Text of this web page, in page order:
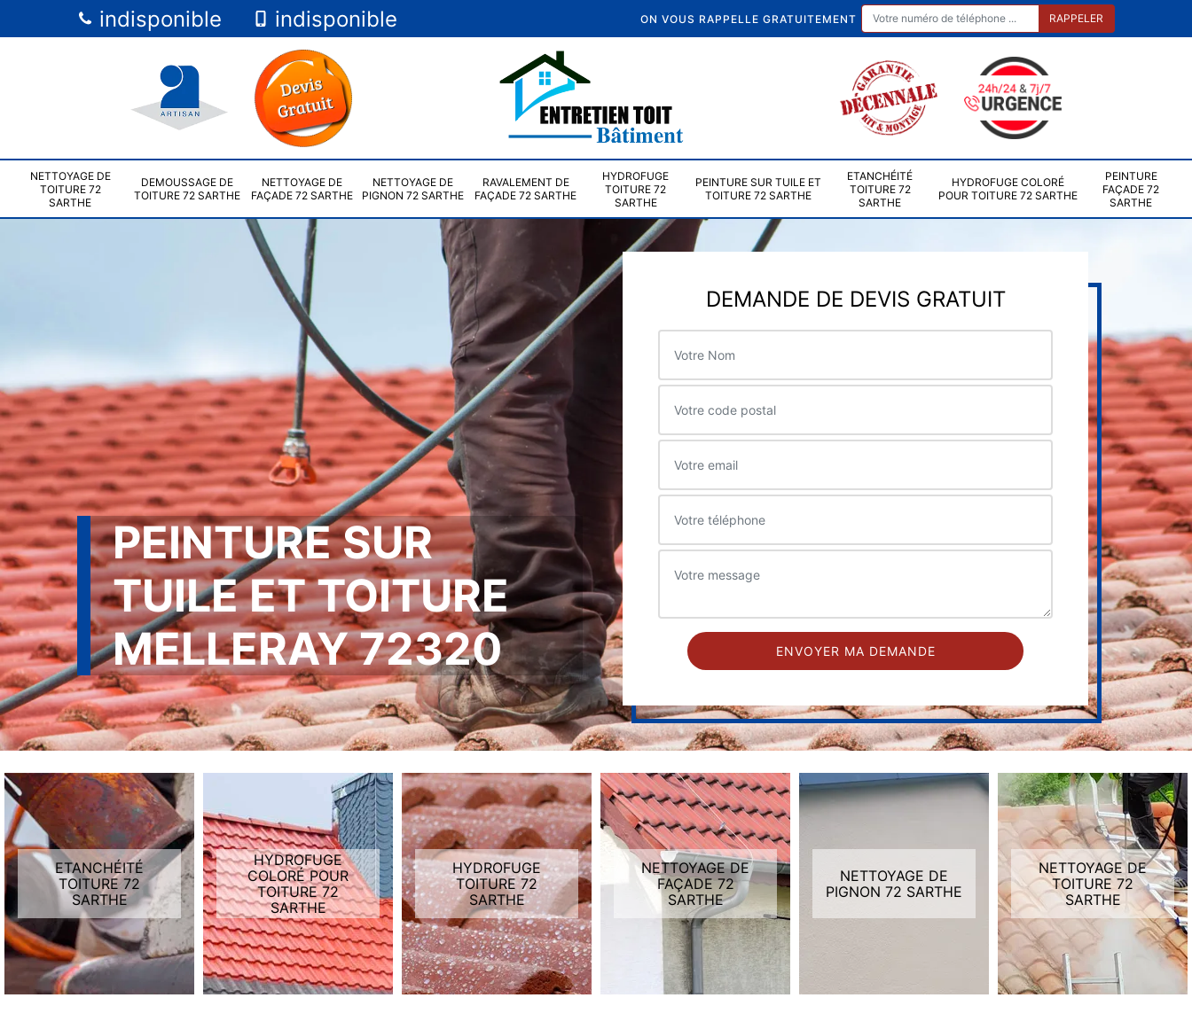
indisponible indisponible ON VOUS RAPPELLE GRATUITEMENT
NETTOYAGE DE
TOITURE 72
SARTHE
DEMOUSSAGE DE
TOITURE 72 SARTHE
NETTOYAGE DE
FAÇADE 72 SARTHE
NETTOYAGE DE
PIGNON 72 SARTHE
RAVALEMENT DE
FAÇADE 72 SARTHE
HYDROFUGE
TOITURE 72
SARTHE
PEINTURE SUR TUILE ET
TOITURE 72 SARTHE
ETANCHÉITÉ
TOITURE 72
SARTHE
HYDROFUGE COLORÉ
POUR TOITURE 72 SARTHE
PEINTURE
FAÇADE 72
SARTHE
PEINTURE SUR
TUILE ET TOITURE
MELLERAY 72320
DEMANDE DE DEVIS GRATUIT
ETANCHÉITÉ
TOITURE 72
SARTHE
HYDROFUGE
COLORÉ POUR
TOITURE 72
SARTHE
HYDROFUGE
TOITURE 72
SARTHE
NETTOYAGE DE
FAÇADE 72
SARTHE
NETTOYAGE DE
PIGNON 72 SARTHE
NETTOYAGE DE
TOITURE 72
SARTHE